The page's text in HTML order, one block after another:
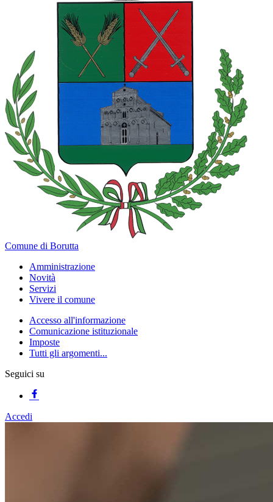
Comune di Borutta
Amministrazione
Novità
Servizi
Vivere il comune
Accesso all'informazione
Comunicazione istituzionale
Imposte
Tutti gli argomenti...
Seguici su
Accedi